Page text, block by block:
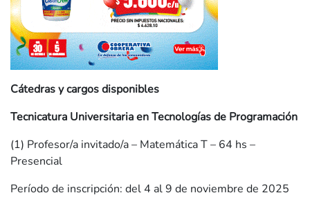
Cátedras y cargos disponibles
Tecnicatura Universitaria en Tecnologías de Programación
(1) Profesor/a invitado/a – Matemática T – 64 hs –
Presencial
Período de inscripción: del 4 al 9 de noviembre de 2025